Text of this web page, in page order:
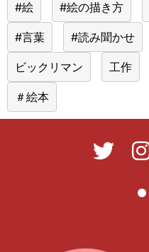
#絵 #絵の描き方
#言葉 #読み聞かせ
ビックリマン 工作
＃絵本